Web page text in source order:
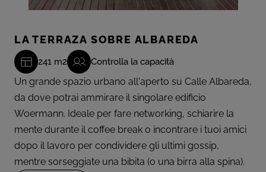
LA TERRAZA SOBRE ALBAREDA
241 m2 Controlla la capacità
Un grande spazio urbano all'aperto su Calle Albareda,
da dove potrai ammirare il singolare edificio
Woermann. Ideale per fare networking, schiarire la
mente durante il coffee break o incontrare i tuoi amici
dopo il lavoro per condividere gli ultimi gossip,
mentre sorseggiate una bibita (o una birra alla spina).